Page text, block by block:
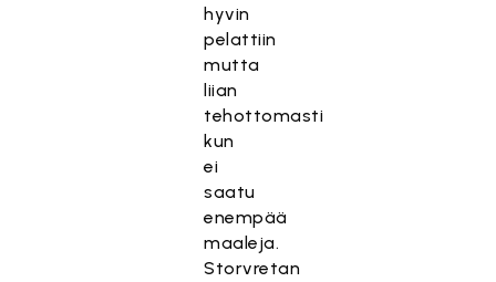
hyvin
pelattiin
mutta
liian
tehottomasti
kun
ei
saatu
enempää
maaleja.
Storvretan